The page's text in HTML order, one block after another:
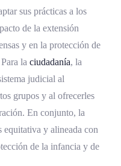
sus prácticas a los
de la extensión
y en la protección de
la ciudadanía, la
judicial al
grupos y al ofrecerles
En conjunto, la
equitativa y alineada con
de la infancia y de